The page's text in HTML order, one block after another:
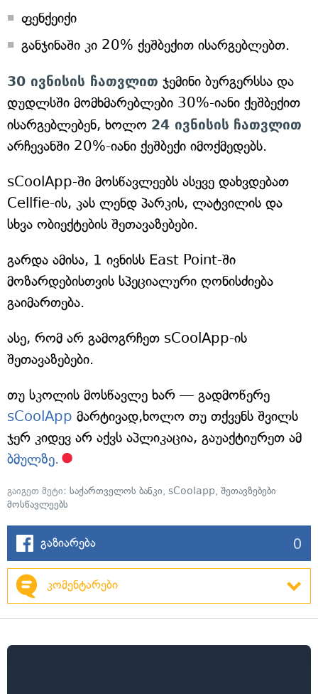
ფენქეიქი
განჯინაში კი 20% ქეშბექით ისარგებლებთ.
30 ივნისის ჩათვლით ჯემინი ბურგერსსა და
დუდლსში მომხმარებლები 30%-იანი ქეშბექით
ისარგებლებენ, ხოლო 24 ივნისის ჩათვლით
არჩევანში 20%-იანი ქეშბექი იმოქმედებს.
sCoolApp-ში მოსწავლეებს ასევე დახვდებათ
Cellfie-ის, კას ლენდ პარკის, ლატვილის და
სხვა ობიექტების შეთავაზებები.
გარდა ამისა, 1 ივნისს East Point-ში
მოზარდებისთვის სპეციალური ღონისძიება
გაიმართება.
ასე, რომ არ გამოგრჩეთ sCoolApp-ის
შეთავაზებები.
თუ სკოლის მოსწავლე ხარ — გადმოწერე
sCoolApp მარტივად,ხოლო თუ თქვენს შვილს
ჯერ კიდევ არ აქვს აპლიკაცია, გაუაქტიურეთ ამ
ბმულზე.
გაიგეთ მეტი: საქართველოს ბანკი, sCoolapp, შეთავზებები
მოსწავლეებს
გაზიარება 0
კომენტარები